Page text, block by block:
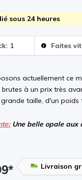
sous 24 heures
1 Faites
actuellement ce
brutes à un prix très
taille, d'un
Une belle opale aux
Livraison